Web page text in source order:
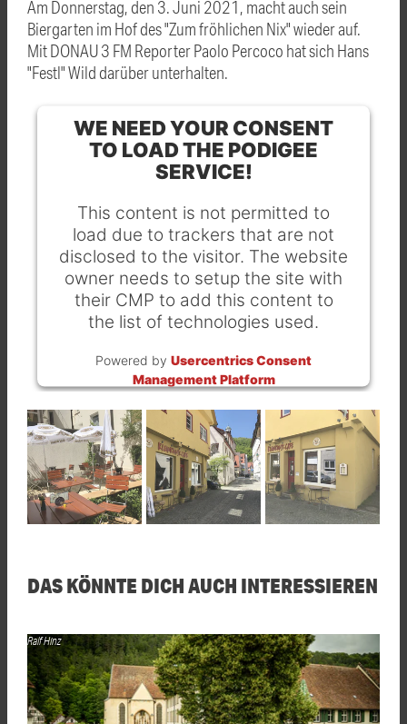
Am Donnerstag, den 3. Juni 2021, macht auch sein
Biergarten im Hof des "Zum fröhlichen Nix" wieder auf.
Mit DONAU 3 FM Reporter Paolo Percoco hat sich Hans
"Festl" Wild darüber unterhalten.
WE NEED YOUR CONSENT
TO LOAD THE PODIGEE
SERVICE!
This content is not permitted to
load due to trackers that are not
disclosed to the visitor. The website
owner needs to setup the site with
their CMP to add this content to
the list of technologies used.
Powered by Usercentrics Consent
Management Platform
DAS KÖNNTE DICH AUCH INTERESSIEREN
Ralf Hinz